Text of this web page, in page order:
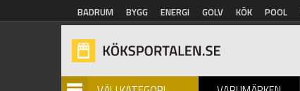
Hoppa till huvudinnehåll
BADRUM BYGG ENERGI GOLV KÖK POOL